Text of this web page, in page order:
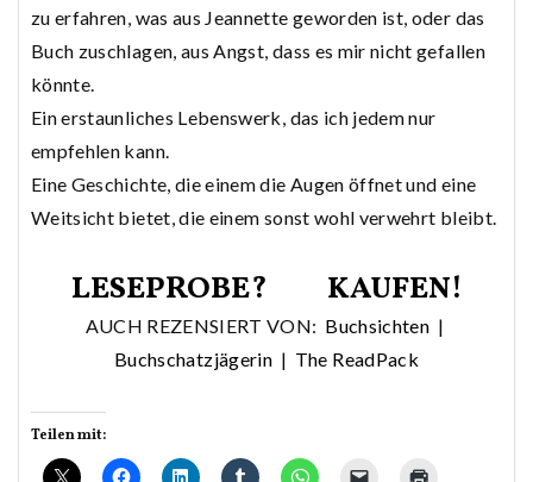
zu erfahren, was aus Jeannette geworden ist, oder das
Buch zuschlagen, aus Angst, dass es mir nicht gefallen
könnte.
Ein erstaunliches Lebenswerk, das ich jedem nur
empfehlen kann.
Eine Geschichte, die einem die Augen öffnet und eine
Weitsicht bietet, die einem sonst wohl verwehrt bleibt.
LESEPROBE? KAUFEN!
AUCH REZENSIERT VON: Buchsichten |
Buchschatzjägerin | The ReadPack
Teilen mit: